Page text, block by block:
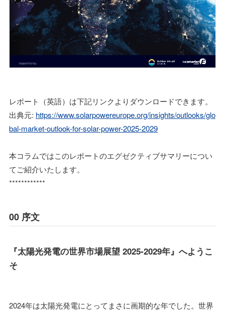
レポート（英語）は下記リンクよりダウンロードできます。
出典元: https://www.solarpowereurope.org/insights/outlooks/glo
bal-market-outlook-for-solar-power-2025-2029
本コラムではこのレポートのエグゼクティブサマリーについ
てご紹介いたします。
************
00 序文
『太陽光発電の世界市場展望 2025-2029年』へようこ
そ
2024年は太陽光発電にとってまさに画期的な年でした。世界